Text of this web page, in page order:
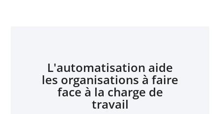
L'automatisation aide
les organisations à faire
face à la charge de
travail